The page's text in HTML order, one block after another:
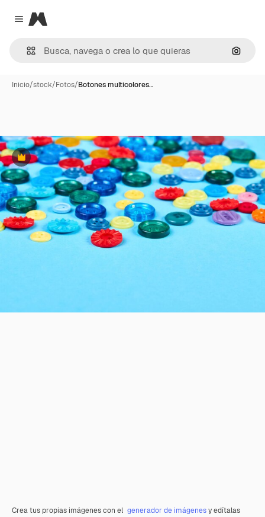
Close menu
Magnific
Inicio/stock/Fotos/Botones multicolores…
Premium
Crea tus propias imágenes con el generador de imágenesy edítalas